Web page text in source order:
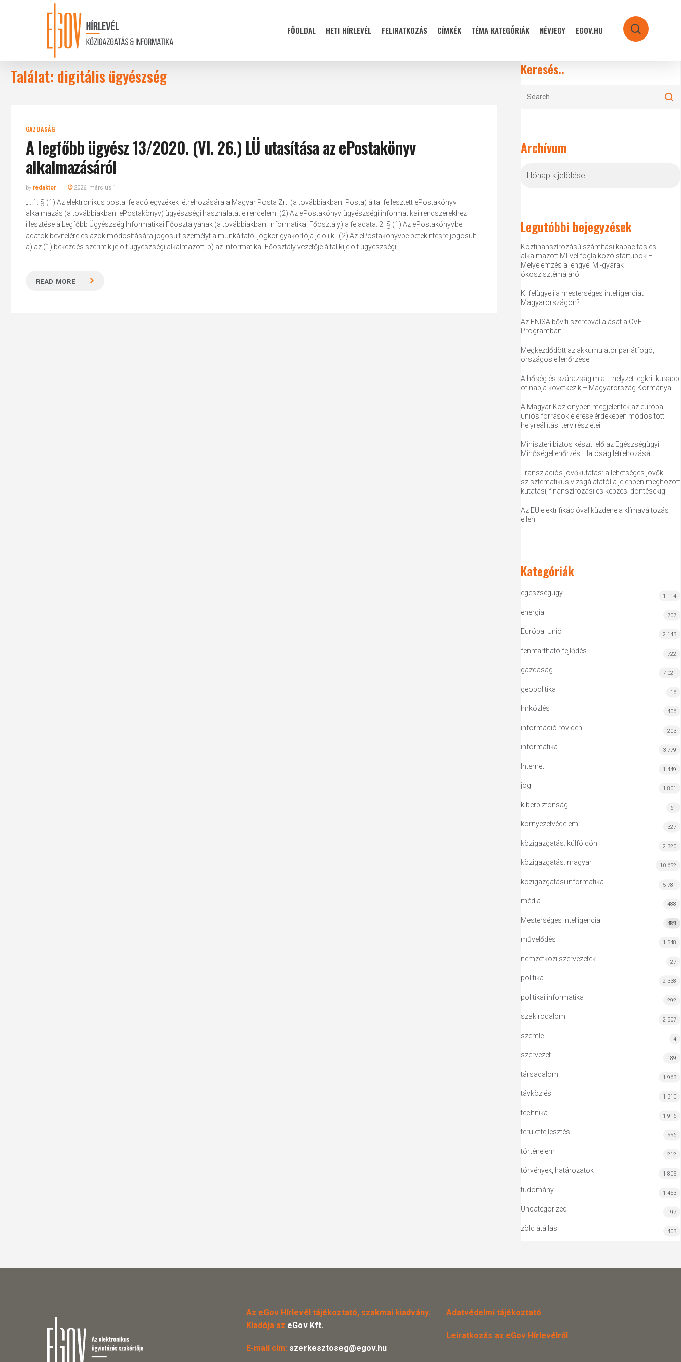
Hit enter to search or ESC to close
FŐOLDAL HETI HÍRLEVÉL FELIRATKOZÁS CÍMKÉK TÉMA KATEGÓRIÁK NÉVJEGY EGOV.HU search
Találat: digitális ügyészség
GAZDASÁG
A legfőbb ügyész 13/2020. (VI. 26.) LÜ utasítása az ePostakönyv
alkalmazásáról
by redaktor 2026. március 1.
„...1. § (1) Az elektronikus postai feladójegyzékek létrehozására a Magyar Posta Zrt. (a továbbiakban: Posta) által fejlesztett ePostakönyv
alkalmazás (a továbbiakban: ePostakönyv) ügyészségi használatát elrendelem. (2) Az ePostakönyv ügyészségi informatikai rendszerekhez
illesztése a Legfőbb Ügyészség Informatikai Főosztályának (a továbbiakban: Informatikai Főosztály) a feladata. 2. § (1) Az ePostakönyvbe
adatok bevitelére és azok módosítására jogosult személyt a munkáltatói jogkör gyakorlója jelöli ki. (2) Az ePostakönyvbe betekintésre jogosult
a) az (1) bekezdés szerint kijelölt ügyészségi alkalmazott, b) az Informatikai Főosztály vezetője által kijelölt ügyészségi...
READ MORE
Keresés..
Archívum
Legutóbbi bejegyzések
Közfinanszírozású számítási kapacitás és
alkalmazott MI-vel foglalkozó startupok –
Mélyelemzés a lengyel MI-gyárak
ökoszisztémájáról
Ki felügyeli a mesterséges intelligenciát
Magyarországon?
Az ENISA bővíti szerepvállalását a CVE
Programban
Megkezdődött az akkumulátoripar átfogó,
országos ellenőrzése
A hőség és szárazság miatti helyzet legkritikusabb
öt napja következik – Magyarország Kormánya
A Magyar Közlönyben megjelentek az európai
uniós források elérése érdekében módosított
helyreállítási terv részletei
Miniszteri biztos készíti elő az Egészségügyi
Minőségellenőrzési Hatóság létrehozását
Transzlációs jövőkutatás: a lehetséges jövők
szisztematikus vizsgálatától a jelenben meghozott
kutatási, finanszírozási és képzési döntésekig
Az EU elektrifikációval küzdene a klímaváltozás
ellen
Kategóriák
egészségügy 1 114
energia 707
Európai Unió 2 143
fenntartható fejlődés 722
gazdaság 7 021
geopolitika 16
hírközlés 406
információ röviden 203
informatika 3 779
Internet 1 449
jog 1 801
kiberbiztonság 61
környezetvédelem 327
közigazgatás: külföldön 2 320
közigazgatás: magyar 10 652
közigazgatási informatika 5 781
média 488
Mesterséges Intelligencia MI
422
művelődés 1 548
nemzetközi szervezetek 27
politika 2 338
politikai informatika 292
szakirodalom 2 507
szemle 4
szervezet 189
társadalom 1 963
távközlés 1 310
technika 1 916
területfejlesztés 556
történelem 212
törvények, határozatok 1 805
tudomány 1 453
Uncategorized 197
zöld átállás 403
Az eGov Hírlevél tájékoztató, szakmai kiadvány.
Kiadója az eGov Kft.
E-mail cím: szerkesztoseg@egov.hu
Adatvédelmi tájékoztató
Leiratkozás az eGov Hírlevélről